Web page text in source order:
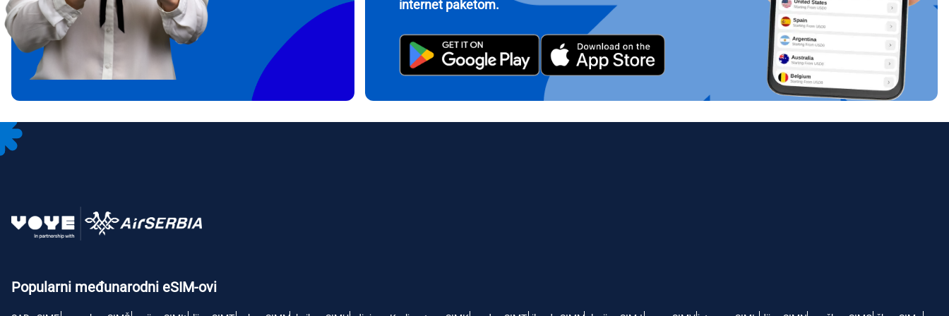
internet paketom.
Popularni međunarodni eSIM-ovi
繁體中文 עברית
한국어
IDR - Indonežanska Rupija
GBP - Britanska Funta
AED - Dirham Ujedinjenih Arapskih